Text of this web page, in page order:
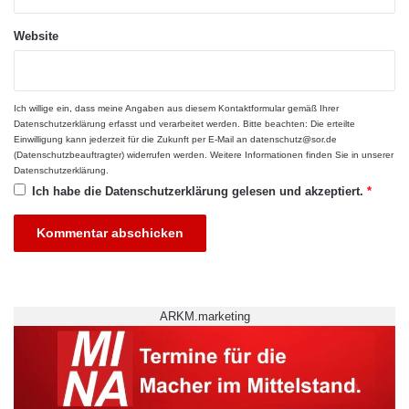
studieren wie ein Lehrer an einem
Gymnasiallehrer jedoch ein deutlich höheres
Gehalt. Nach dem abgeschlossenen Studium
ist dann noch ein Referendariat nötig. Für zwei
Jahre arbeitet der Referendar an einer Schule
und kann dabei etwas von seinen erfahrenen
richtig durchstarten kann.
Laufend an Fortbildungen
teilnehmen
Website
Ich willige ein, dass meine Angaben aus diesem Kontaktformular gemäß Ihrer
Datenschutzerklärung erfasst und verarbeitet werden. Bitte beachten: Die erteilte
Einwilligung kann jederzeit für die Zukunft per E-Mail an datenschutz@sor.de
(Datenschutzbeauftragter) widerrufen werden. Weitere Informationen finden Sie in unserer
Datenschutzerklärung
Ich habe die Datenschutzerklärung gelesen und akzeptiert. *
ARKM.marketing